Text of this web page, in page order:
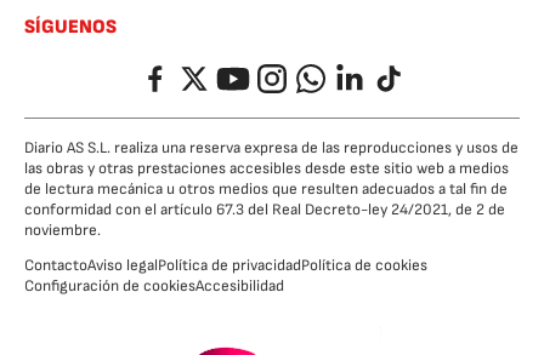
SÍGUENOS
FacebookTwitterYouTubeInstagramWhatsappLinkedIn
TikTok
Diario AS S.L. realiza una reserva expresa de las reproducciones y usos de
las obras y otras prestaciones accesibles desde este sitio web a medios
de lectura mecánica u otros medios que resulten adecuados a tal fin de
conformidad con el artículo 67.3 del Real Decreto-ley 24/2021, de 2 de
noviembre.
ContactoAviso legalPolítica de privacidadPolítica de cookies
Configuración de cookiesAccesibilidad